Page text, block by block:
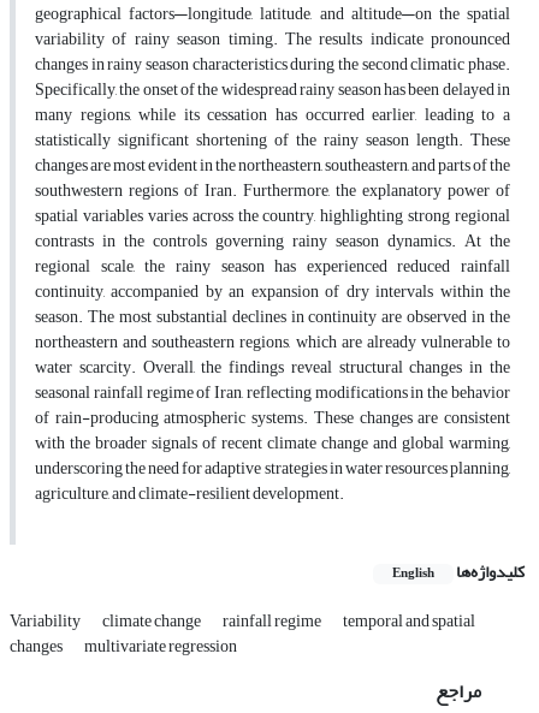
geographical factors—longitude, latitude, and altitude—on the spatial
variability of rainy season timing. The results indicate pronounced
changes in rainy season characteristics during the second climatic phase.
Specifically, the onset of the widespread rainy season has been delayed in
many regions, while its cessation has occurred earlier, leading to a
statistically significant shortening of the rainy season length. These
changes are most evident in the northeastern, southeastern, and parts of the
southwestern regions of Iran. Furthermore, the explanatory power of
spatial variables varies across the country,highlighting strong regional
contrasts in the controls governing rainy season dynamics. At the
regional scale, the rainy season has experienced reduced rainfall
continuity, accompanied by an expansion of dry intervals within the
season.The most substantial declines in continuity are observed in the
northeastern and southeastern regions, which arealready vulnerable to
water scarcity. Overall, the findings reveal structural changes in the
seasonal rainfall regime ofIran, reflecting modifications in the behavior
of rain-producing atmospheric systems. These changes are consistent
with the broader signals of recent climate change and global warming,
underscoring the need for adaptive strategies in water resources planning,
agriculture, and climate-resilient development.
کلیدواژه‌ها English
Variability climate change rainfall regime temporal and spatial
changes multivariate regression
مراجع